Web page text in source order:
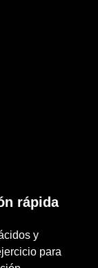
rápida
y
para